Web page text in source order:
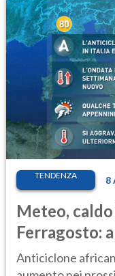
TENDENZA 8
Meteo,
Ferragosto:
ancora
Anticiclone